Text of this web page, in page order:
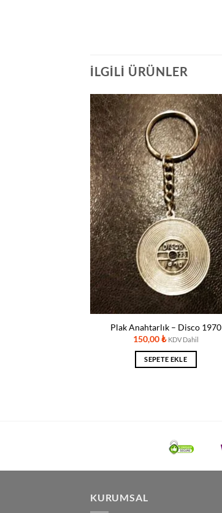
İLGILI ÜRÜNLER
Plak Anahtarlık – Disco 1970
150,00₺ KDV Dahil
SEPETE EKLE
KURUMSAL